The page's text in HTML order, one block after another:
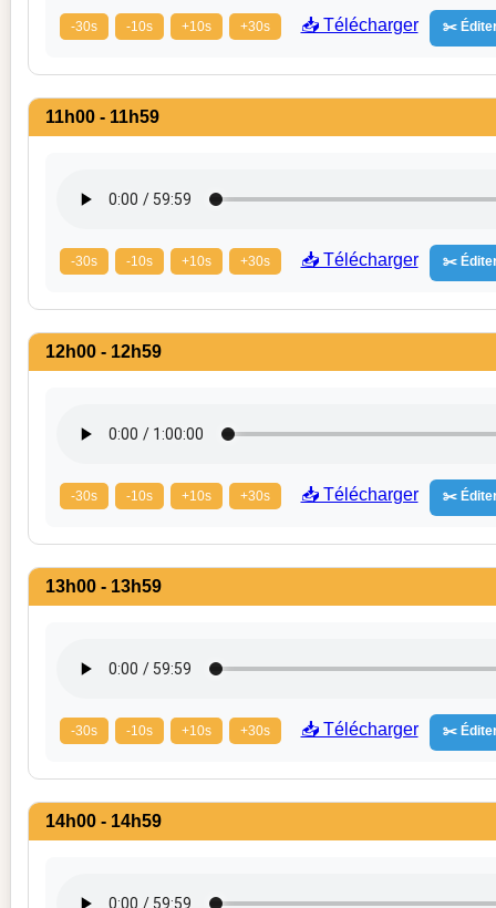
-30s -10s +10s +30s 📥 Télécharger ✂️
11h00 - 11h59
-30s -10s +10s +30s 📥 Télécharger ✂️
12h00 - 12h59
-30s -10s +10s +30s 📥 Télécharger ✂️
13h00 - 13h59
-30s -10s +10s +30s 📥 Télécharger ✂️
14h00 - 14h59